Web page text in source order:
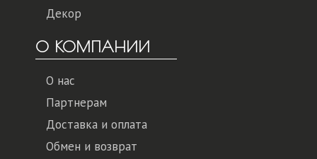
Декор
О КОМПАНИИ
О нас
Партнерам
Доставка и оплата
Обмен и возврат